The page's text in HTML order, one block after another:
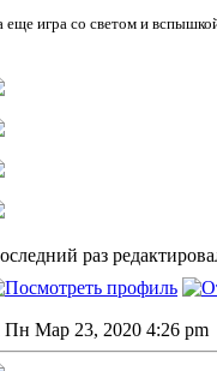
еще игра со светом и
раз
Пн Мар 23, 2020 4:26 pm